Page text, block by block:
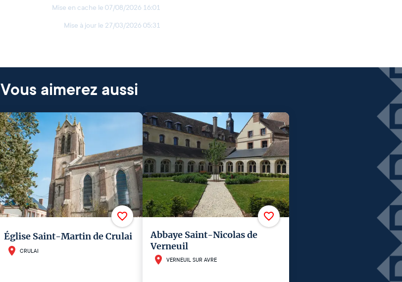
Mise en cache le 07/08/2026 16:01
Mise à jour le 27/03/2026 05:31
Vous aimerez aussi
Église Saint-Martin de Crulai
CRULAI
Abbaye Saint-Nicolas de
Verneuil
VERNEUIL SUR AVRE